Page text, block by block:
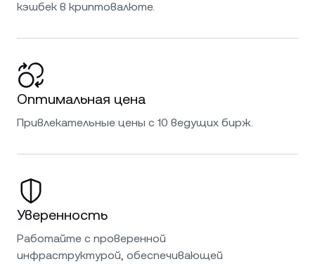
кэшбек в криптовалюте.
Оптимальная цена
Привлекательные цены с 10 ведущих бирж.
Уверенность
Работайте с проверенной
инфраструктурой, обеспечивающей